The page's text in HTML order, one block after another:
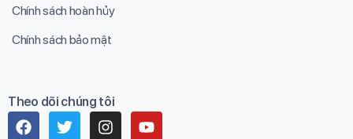
Chính sách hoàn hủy
Chính sách bảo mật
Theo dõi chúng tôi